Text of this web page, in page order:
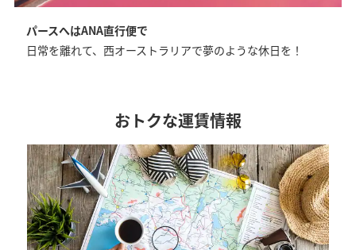
時間帯指定なし
経由地および乗り継ぎ所要時間を追加する
パースへはANA直行便で
日常を離れて、西オーストラリアで夢のような休日を！
おトクな運賃情報